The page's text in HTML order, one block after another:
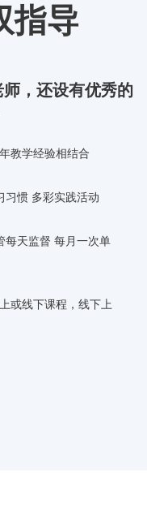
指导
，还设有优秀的
教学经验相结合
习惯 多彩实践活动
每天监督 每月一次单
或线下课程，线下上